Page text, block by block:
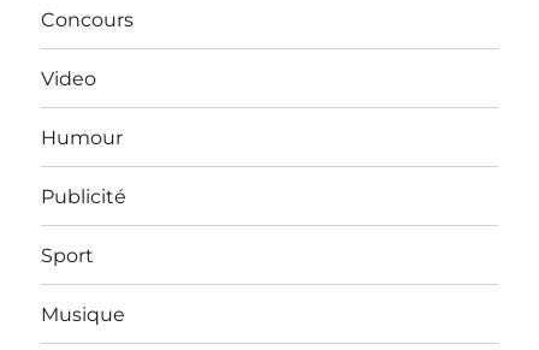
Concours
Video
Humour
Publicité
Sport
Musique